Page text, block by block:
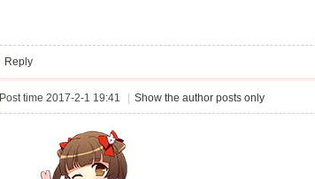
Reply
Post time 2017-2-1 19:41 Show the author posts only